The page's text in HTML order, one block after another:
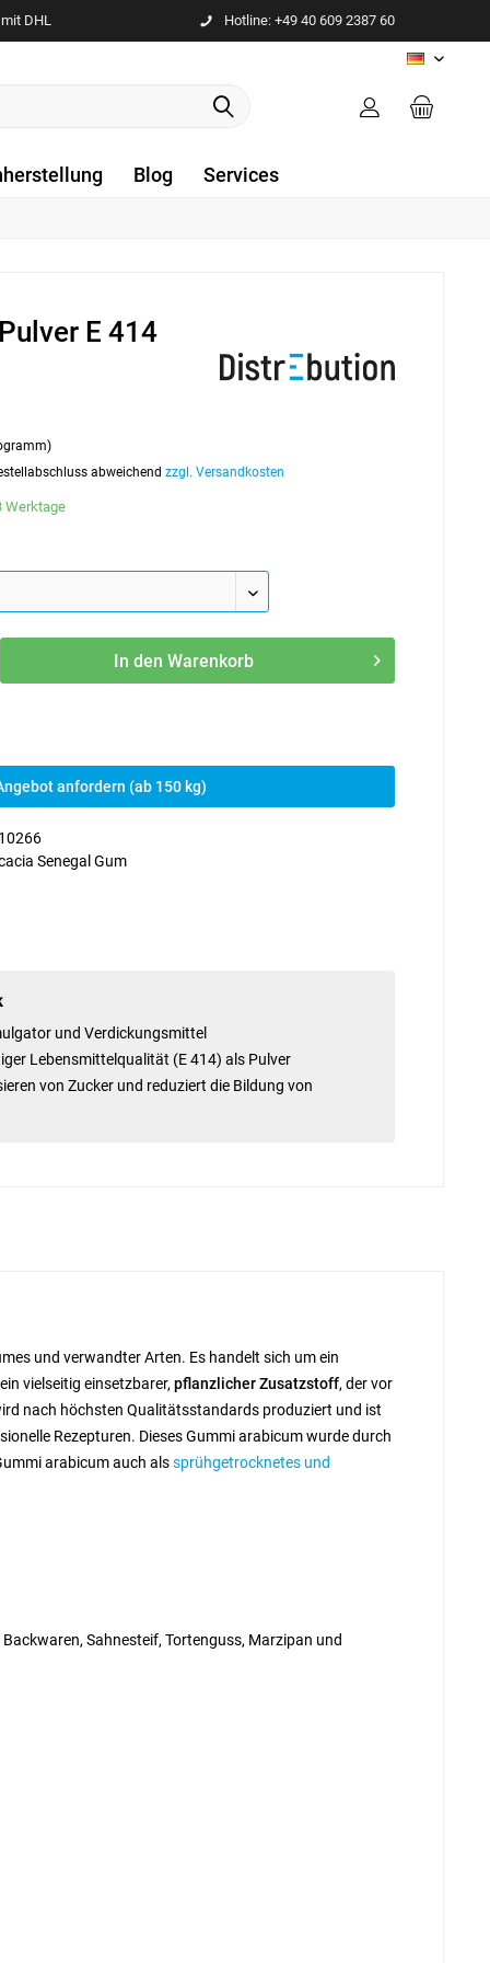
DHL Hotline: +49 40 609 2387 60
DE
Blog Services
E 414
abweichendzzgl. Versandkosten
Werktage
In den Warenkorb
anfordern (ab 150 kg)
Senegal Gum
und Verdickungsmittel
Lebensmittelqualität (E 414) als Pulver
von Zucker und reduziert die Bildung von
und verwandter Arten. Es handelt sich um ein
vielseitig einsetzbarer, pflanzlicher Zusatzstoff, der vor
nach höchsten Qualitätsstandards produziert und ist
Rezepturen. Dieses Gummi arabicum wurde durch
arabicum auch alssprühgetrocknetes und
Sahnesteif, Tortenguss, Marzipan und